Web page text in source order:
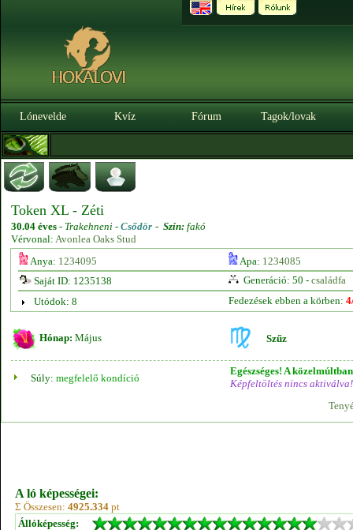
Lónevelde Kvíz Fórum Tagok/lovak
Token XL - Zéti
30.04 éves - Trakehneni - Csődör - Szín: fakó
Vérvonal: Avonlea Oaks Stud
Anya: 1234095 Apa: 1234085
Saját ID: 1235138
Generáció: 50 - családfa
Utódok: 8
Fedezések ebben a körben:
Hónap: Május Szűz
Súly: megfelelő kondíció
Egészséges! A
Képfeltöltés nincs aktiválva!
A ló képességei:
Σ Összesen: 4925.334 pt
Állóképesség: